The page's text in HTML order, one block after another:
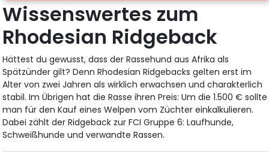
Wissenswertes zum
Rhodesian Ridgeback
Hättest du gewusst, dass der Rassehund aus Afrika als
Spätzünder gilt? Denn Rhodesian Ridgebacks gelten erst im
Alter von zwei Jahren als wirklich erwachsen und charakterlich
stabil. Im Übrigen hat die Rasse ihren Preis: Um die 1.500 € sollte
man für den Kauf eines Welpen vom Züchter einkalkulieren.
Dabei zählt der Ridgeback zur FCI Gruppe 6: Laufhunde,
Schweißhunde und verwandte Rassen.